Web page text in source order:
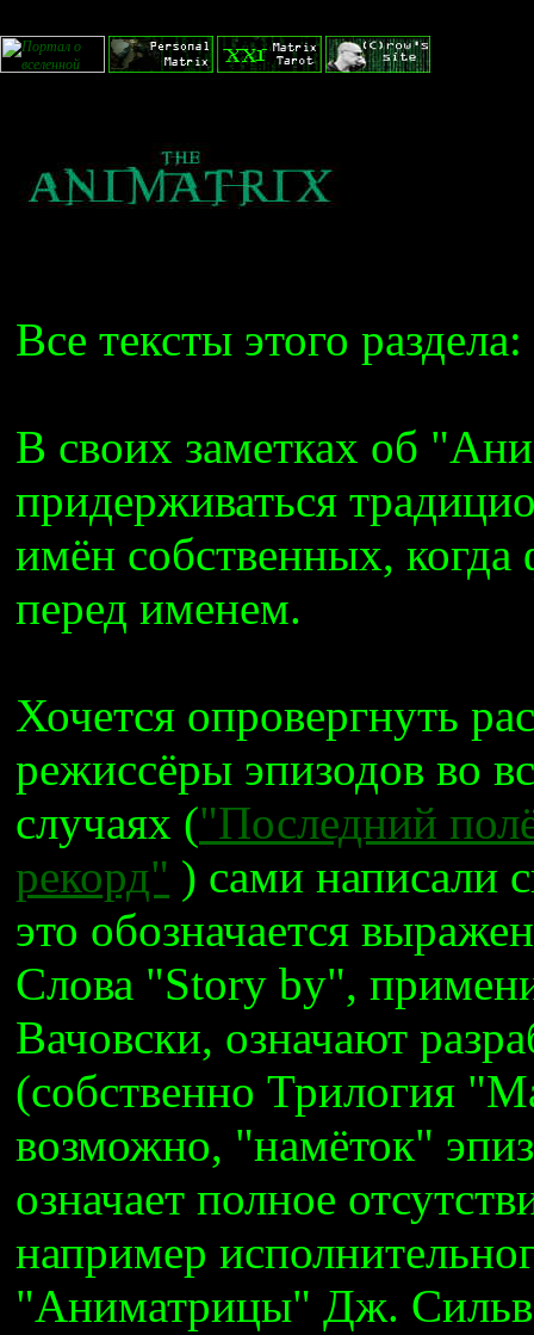
Все тексты этого
В своих заметках об
придерживаться
имён собственных, когда
перед именем.
Хочется опровергнуть
режиссёры эпизодов во
случаях ("Последний
рекорд" ) сами написали
это обозначается
Слова "Story by",
Вачовски, означают
(собственно Трилогия
возможно, "намёток"
означает полное
например
"Аниматрицы" Дж.